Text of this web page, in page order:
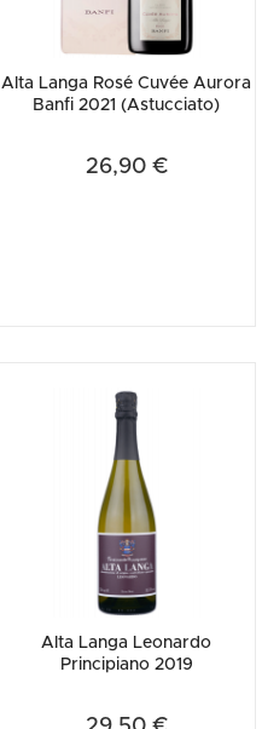
Alta Langa Rosé Cuvée Aurora
Banfi 2021 (Astucciato)
26,90 €
Alta Langa Leonardo
Principiano 2019